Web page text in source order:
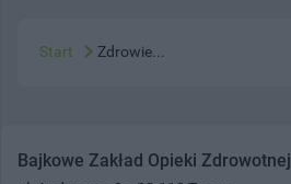
Start Zdrowie...
Bajkowe Zakład Opieki Zdrowotnej